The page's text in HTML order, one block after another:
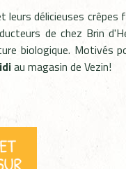
leurs délicieuses crêpes
de chez Brin
biologique. Motivés
au magasin de Vezin!